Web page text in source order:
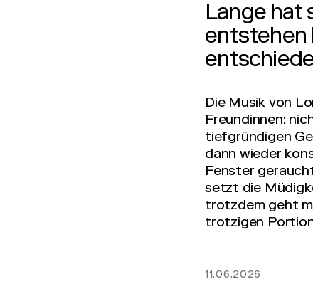
Lange hat
entstehen
Die Musik von
Freundinnen:
tiefgründigen
dann wieder
Fenster
setzt die
trotzdem geht
trotzigen
11.06.2026